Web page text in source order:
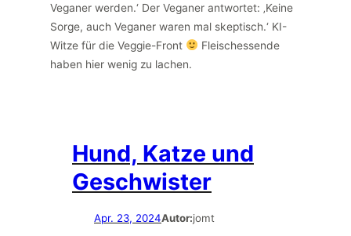
Veganer werden.‘ Der Veganer antwortet: ‚Keine
Sorge, auch Veganer waren mal skeptisch.‘ KI-
Witze für die Veggie-Front
Fleischessende
haben hier wenig zu lachen.
Hund, Katze und
Geschwister
Apr. 23, 2024Autor:jomt